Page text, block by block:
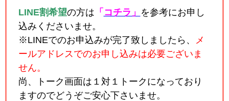
LINE割希望の方は 「 コチラ」
を参考にお申し
込みくださいませ。
※LINEでのお申込みが完了致しましたら、
メ
ールアドレスでのお申し込みは必要ございま
せん。
尚、トーク画面は１対１トークになっており
ますのでどうぞご安心下さいませ。